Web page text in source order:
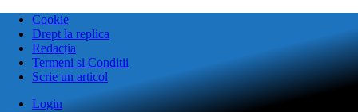
Cookie
Drept la replica
Redacția
Termeni si Conditii
Scrie un articol
Login